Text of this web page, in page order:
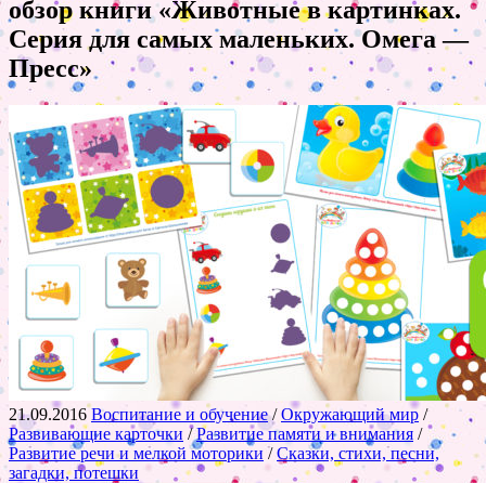
обзор книги «Животные в картинках.
Серия для самых маленьких. Омега —
Пресс»
21.09.2016 Воспитание и обучение/Окружающий мир /
Развивающие карточки /Развитие памяти и внимания /
Развитие речи и мелкой моторики /Сказки, стихи, песни,
загадки, потешки